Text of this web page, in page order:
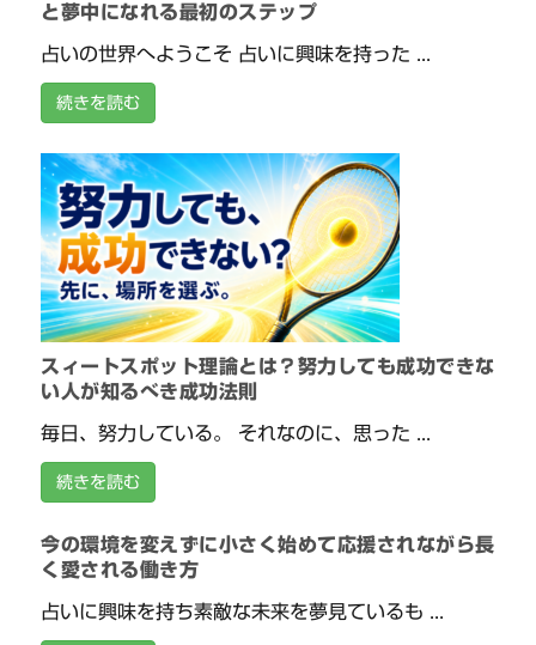
と夢中になれる最初のステップ
占いの世界へようこそ 占いに興味を持った ...
続きを読む
スィートスポット理論とは？努力しても成功できな
い人が知るべき成功法則
毎日、努力している。 それなのに、思った ...
続きを読む
今の環境を変えずに小さく始めて応援されながら長
く愛される働き方
占いに興味を持ち素敵な未来を夢見ているも ...